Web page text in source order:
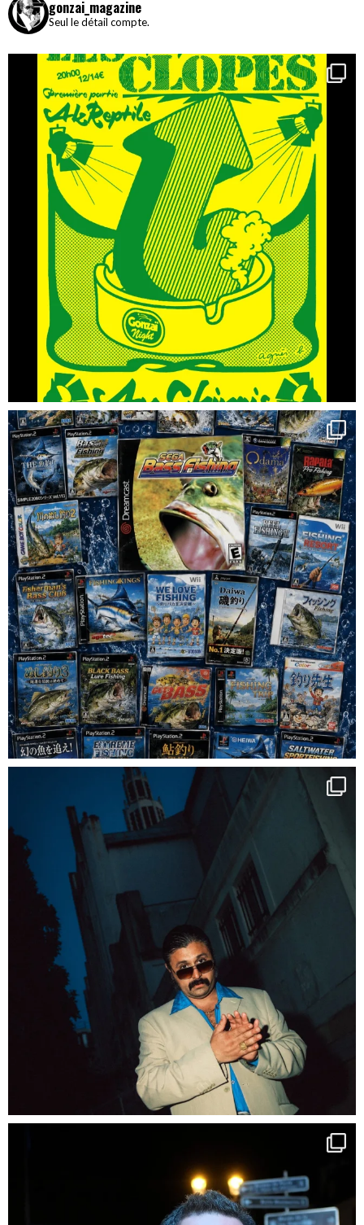
gonzai_magazine
Seul le détail compte.